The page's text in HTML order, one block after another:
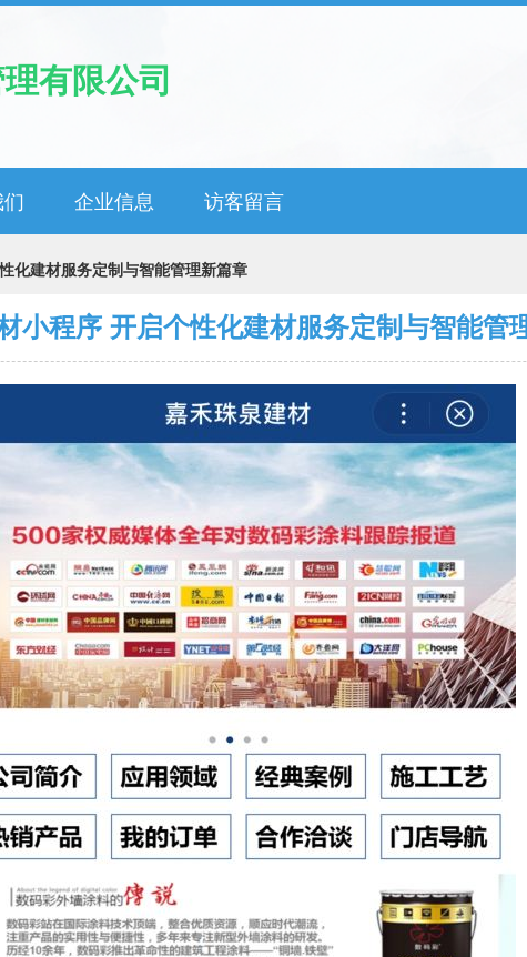
有限公司
企业信息 访客留言
化建材服务定制与智能管理新篇章
小程序 开启个性化建材服务定制与智能管